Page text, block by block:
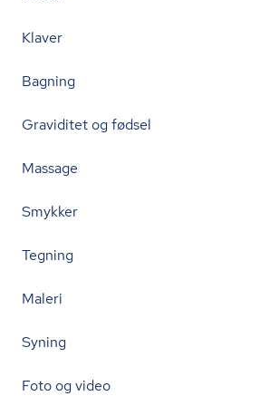
Klaver
Bagning
Graviditet og fødsel
Massage
Smykker
Tegning
Maleri
Syning
Foto og video